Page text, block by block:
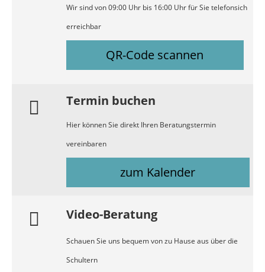
Wir sind von 09:00 Uhr bis 16:00 Uhr für Sie telefonsich
erreichbar
QR-Code scannen
Termin buchen
Hier können Sie direkt Ihren Beratungstermin
vereinbaren
zum Kalender
Video-Beratung
Schauen Sie uns bequem von zu Hause aus über die
Schultern